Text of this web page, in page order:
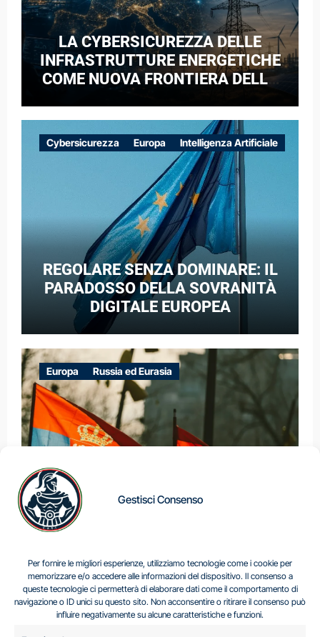
Gestisci Consenso
Per fornire le migliori esperienze, utilizziamo tecnologie come i cookie per
memorizzare e/o accedere alle informazioni del dispositivo. Il consenso a
queste tecnologie ci permetterà di elaborare dati come il comportamento di
navigazione o ID unici su questo sito. Non acconsentire o ritirare il consenso può
influire negativamente su alcune caratteristiche e funzioni.
LA CYBERSICUREZZA DELLE
INFRASTRUTTURE ENERGETICHE
COME NUOVA FRONTIERA DELLA
CASO DELLE RETI ELETTRICHE
EUROPEE NEL CONTESTO DELLA
GUERRA IBRIDA
Cybersicurezza Europa Intelligenza Artificiale
REGOLARE SENZA DOMINARE: IL
PARADOSSO DELLA SOVRANITÀ
DIGITALE EUROPEA
Europa Russia ed Eurasia
Centro Analisi e Studi Italus © Tutti i diritti riservati